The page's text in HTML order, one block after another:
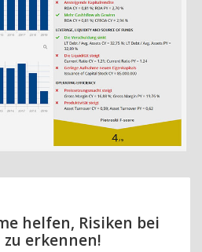
helfen, Risiken bei
erkennen!